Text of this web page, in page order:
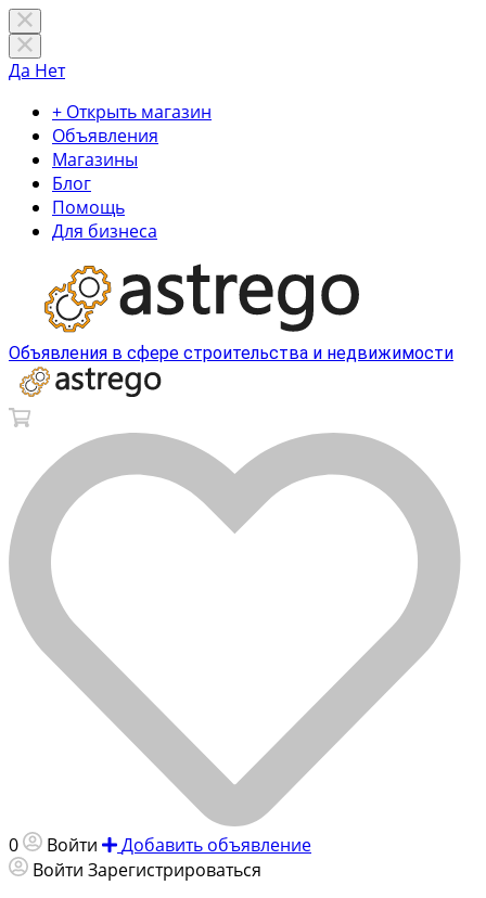
Да Нет
+ Открыть магазин
Объявления
Магазины
Блог
Помощь
Для бизнеса
Объявления в сфере строительства и недвижимости
0 Войти
Добавить объявление
Войти Зарегистрироваться